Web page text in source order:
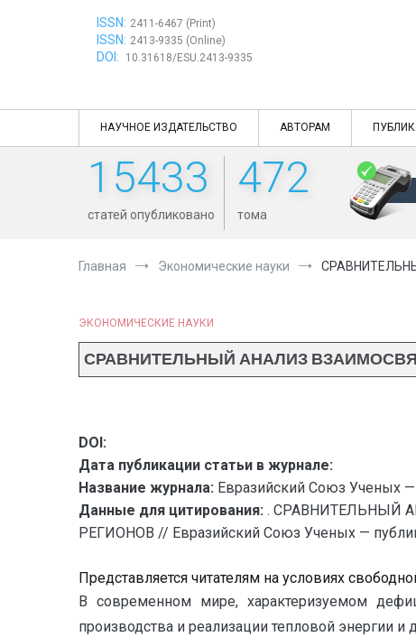
ISSN: 2411-6467 (Print)
ISSN: 2413-9335 (Online)
DOI: 10.31618/ESU.2413-9335
НАУЧНОЕ ИЗДАТЕЛЬСТВО АВТОРАМ
15433
статей опубликовано
472
тома
Главная Экономические науки
ЭКОНОМИЧЕСКИЕ НАУКИ
СРАВНИТЕЛЬНЫЙ АНАЛИЗ
DOI:
Дата публикации статьи в журнале:
Название журнала: Евразийский Союз Ученых
Данные для цитирования: . СРАВНИТЕЛЬНЫЙ
РЕГИОНОВ // Евразийский Союз Ученых —
Представляется читателям на условиях
В современном мире, характеризуемом
производства и реализации тепловой энергии